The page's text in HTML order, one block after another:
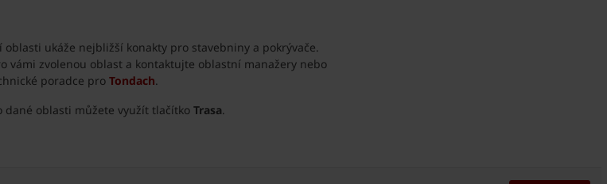
ukáže nejbližší konakty pro stavebniny a pokrývače.
vámi zvolenou oblast a kontaktujte oblastní manažery nebo
poradce pro Tondach.
dané oblasti můžete využít tlačítko Trasa.